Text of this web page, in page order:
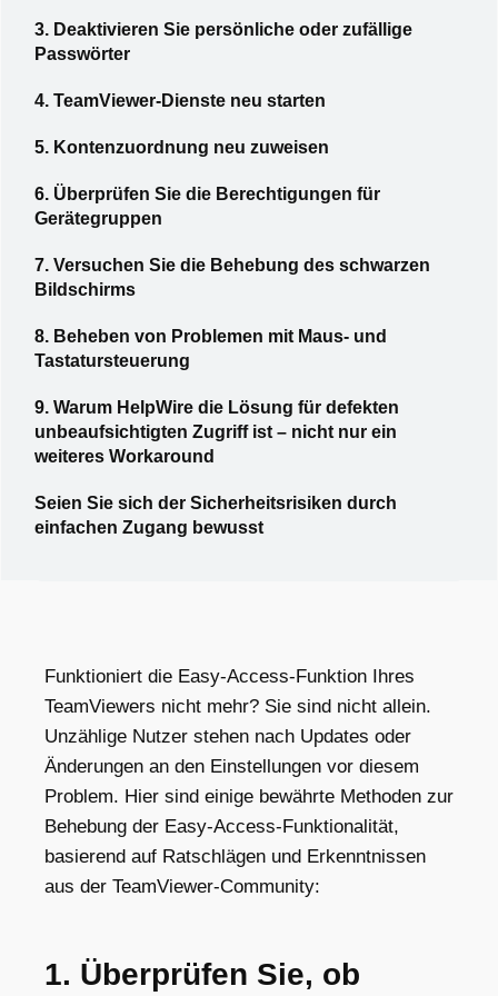
3. Deaktivieren Sie persönliche oder zufällige
Passwörter
4. TeamViewer-Dienste neu starten
5. Kontenzuordnung neu zuweisen
6. Überprüfen Sie die Berechtigungen für
Gerätegruppen
7. Versuchen Sie die Behebung des schwarzen
Bildschirms
8. Beheben von Problemen mit Maus- und
Tastatursteuerung
9. Warum HelpWire die Lösung für defekten
unbeaufsichtigten Zugriff ist – nicht nur ein
weiteres Workaround
Seien Sie sich der Sicherheitsrisiken durch
einfachen Zugang bewusst
Funktioniert die Easy-Access-Funktion Ihres
TeamViewers nicht mehr? Sie sind nicht allein.
Unzählige Nutzer stehen nach Updates oder
Änderungen an den Einstellungen vor diesem
Problem. Hier sind einige bewährte Methoden zur
Behebung der Easy-Access-Funktionalität,
basierend auf Ratschlägen und Erkenntnissen
aus der TeamViewer-Community:
1. Überprüfen Sie, ob